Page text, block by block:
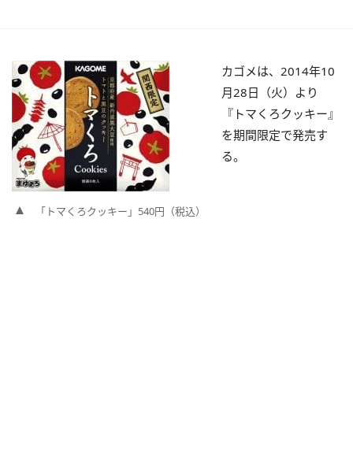
「トマくろクッキー」540円（税込）
カゴメは、2014年10
月28日（火）より
『トマくろクッキー』
を期間限定で発売す
る。